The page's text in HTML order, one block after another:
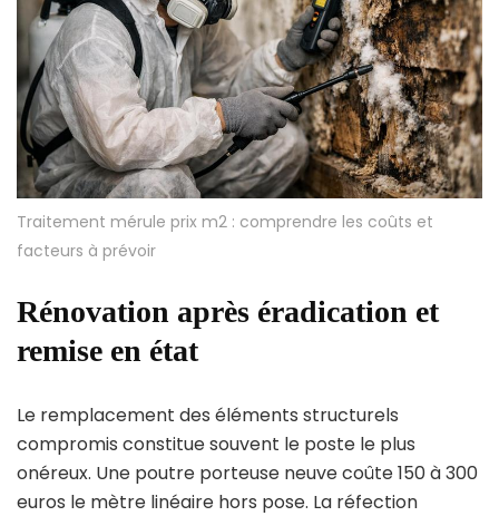
Traitement mérule prix m2 : comprendre les coûts et
facteurs à prévoir
Rénovation après éradication et
remise en état
Le remplacement des éléments structurels
compromis constitue souvent le poste le plus
onéreux. Une poutre porteuse neuve coûte 150 à 300
euros le mètre linéaire hors pose. La réfection